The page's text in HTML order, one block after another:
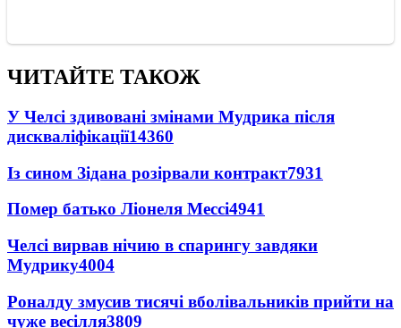
ЧИТАЙТЕ ТАКОЖ
У Челсі здивовані змінами Мудрика після
дискваліфікації14360
Із сином Зідана розірвали контракт7931
Помер батько Ліонеля Мессі4941
Челсі вирвав нічию в спарингу завдяки
Мудрику4004
Роналду змусив тисячі вболівальників прийти на
чуже весілля3809